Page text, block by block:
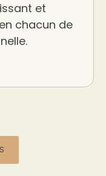
et
chacun de